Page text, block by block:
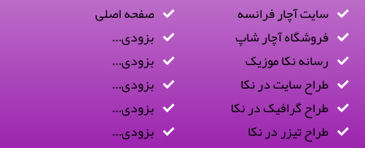
سایت آچار فرانسه
فروشگاه آچار شاپ
رسانه نکا موزیک
طراح سایت در نکا
طراح گرافیک در نکا
طراح تیزر در نکا
صفحه اصلی
بزودی...
بزودی...
بزودی...
بزودی...
بزودی...